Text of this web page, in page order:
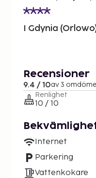
I Gdynia
Recensioner
9.4 / 10av 3
Renlighet
10 / 10
Internet
Parkering
Vattenkokare